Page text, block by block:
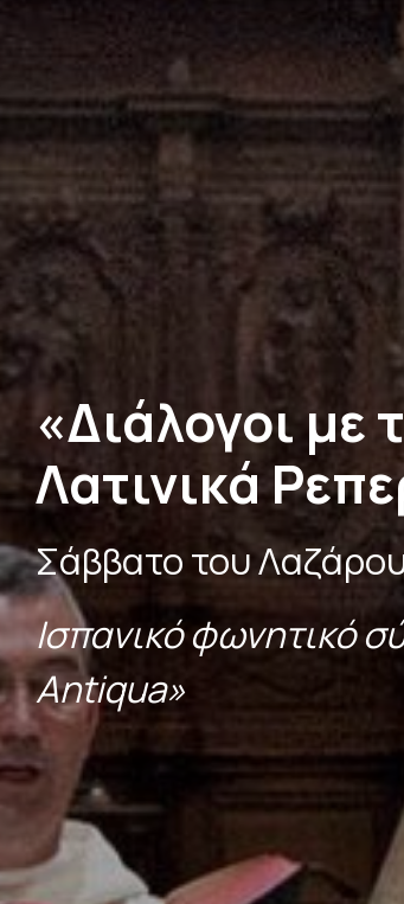
«Διάλογοι με
Λατινικά
Σάββατο του
Ισπανικό φωνητικό
Antiqua»